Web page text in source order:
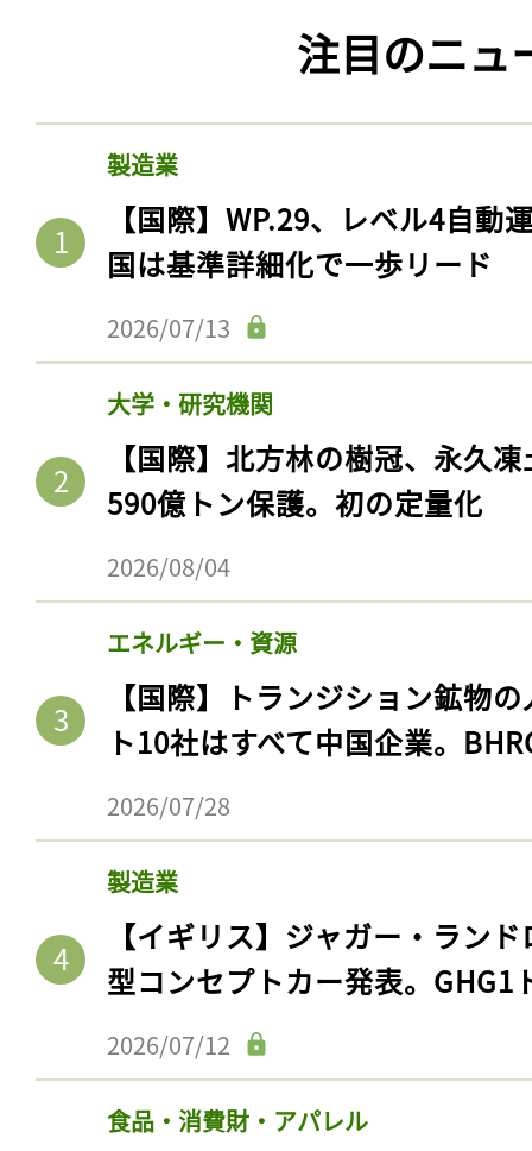
注目のニュ
製造業
【国際】WP.29、レベル4自動
国は基準詳細化で一歩リード
2026/07/13
大学・研究機関
【国際】北方林の樹冠、永久
590億トン保護。初の定量化
2026/08/04
エネルギー・資源
【国際】トランジション鉱物
ト10社はすべて中国企業。
2026/07/28
製造業
【イギリス】ジャガー・ラン
型コンセプトカー発表。GHG1
2026/07/12
食品・消費財・アパレル